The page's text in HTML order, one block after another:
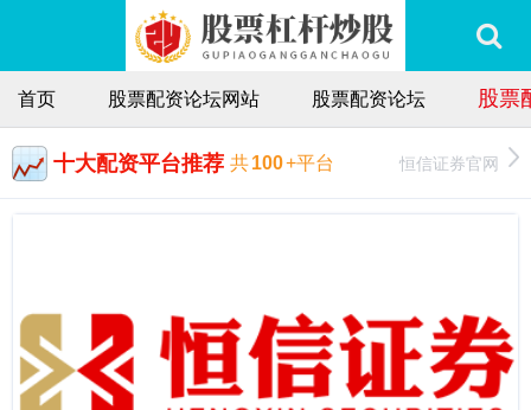
首页 股票配资论坛网站 股票配资论坛 股票
十大配资平台推荐 共100+平台 恒信证券官网